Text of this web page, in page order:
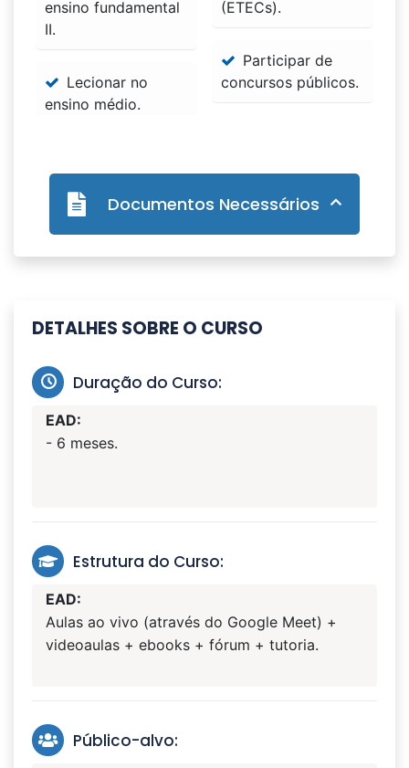
ensino fundamental
II.
Lecionar no
ensino médio.
(ETECs).
Participar de
concursos públicos.
Documentos Necessários
DETALHES SOBRE O CURSO
Duração do Curso:
EAD:
- 6 meses.
Estrutura do Curso:
EAD:
Aulas ao vivo (através do Google Meet) +
videoaulas + ebooks + fórum + tutoria.
Público-alvo: